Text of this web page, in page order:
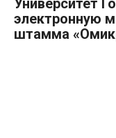
Университет
электронную
штамма